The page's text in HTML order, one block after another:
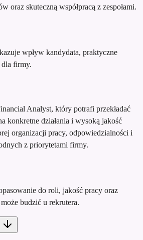
oraz skuteczną współpracą z zespołami.
wpływ kandydata, praktyczne
firmy.
Analyst, który potrafi przekładać
konkretne działania i wysoką jakość
organizacji pracy, odpowiedzialności i
z priorytetami firmy.
do roli, jakość pracy oraz
budzić u rekrutera.